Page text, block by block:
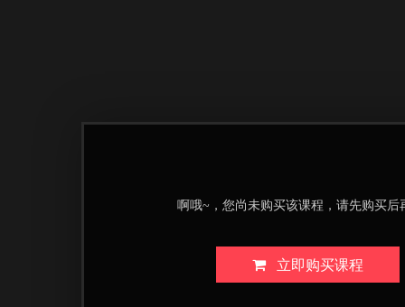
啊哦~，您尚未购买该课程，请先购买后
立即购买课程